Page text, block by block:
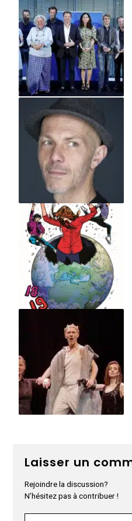
Laisser un
Rejoindre la discussion?
N’hésitez pas à contribuer !